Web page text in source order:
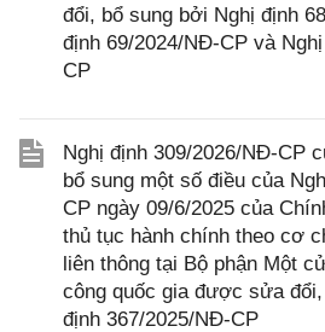
đổi, bổ sung bởi Nghị định
định 69/2024/NĐ-CP và
CP
Nghị định 309/2026/NĐ-CP
bổ sung một số điều của
CP ngày 09/6/2025 của
thủ tục hành chính theo cơ
liên thông tại Bộ phận Một
công quốc gia được sửa
định 367/2025/NĐ-CP